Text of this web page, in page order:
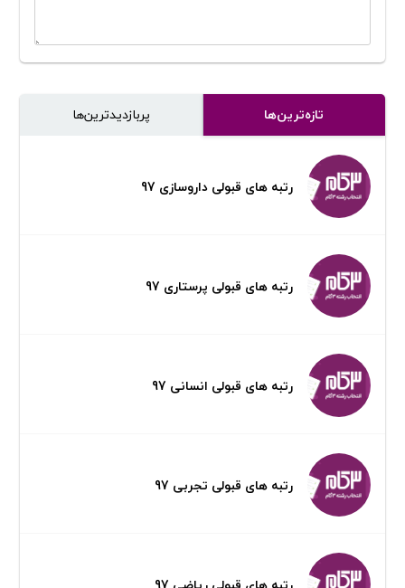
تازه‌ترین‌ها پر‌بازدیدترین‌ها
رتبه های قبولی داروسازی 97
رتبه های قبولی پرستاری 97
رتبه های قبولی انسانی 97
رتبه های قبولی تجربی 97